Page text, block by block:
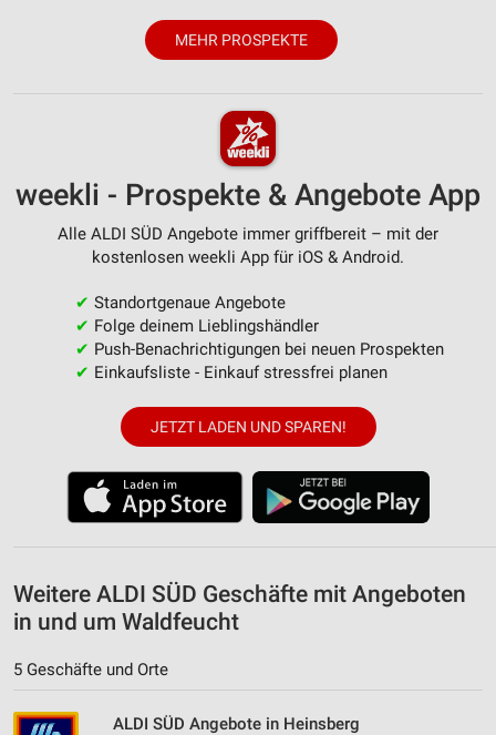
MEHR PROSPEKTE
weekli - Prospekte & Angebote App
Alle ALDI SÜD Angebote immer griffbereit – mit der
kostenlosen weekli App für iOS & Android.
✔ Standortgenaue Angebote
✔ Folge deinem Lieblingshändler
✔ Push-Benachrichtigungen bei neuen Prospekten
✔ Einkaufsliste - Einkauf stressfrei planen
JETZT LADEN UND SPAREN!
Weitere ALDI SÜD Geschäfte mit Angeboten
in und um Waldfeucht
5 Geschäfte und Orte
ALDI SÜD Angebote in Heinsberg